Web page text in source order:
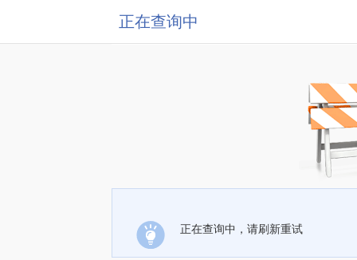
正在查询中
正在查询中，请刷新重试